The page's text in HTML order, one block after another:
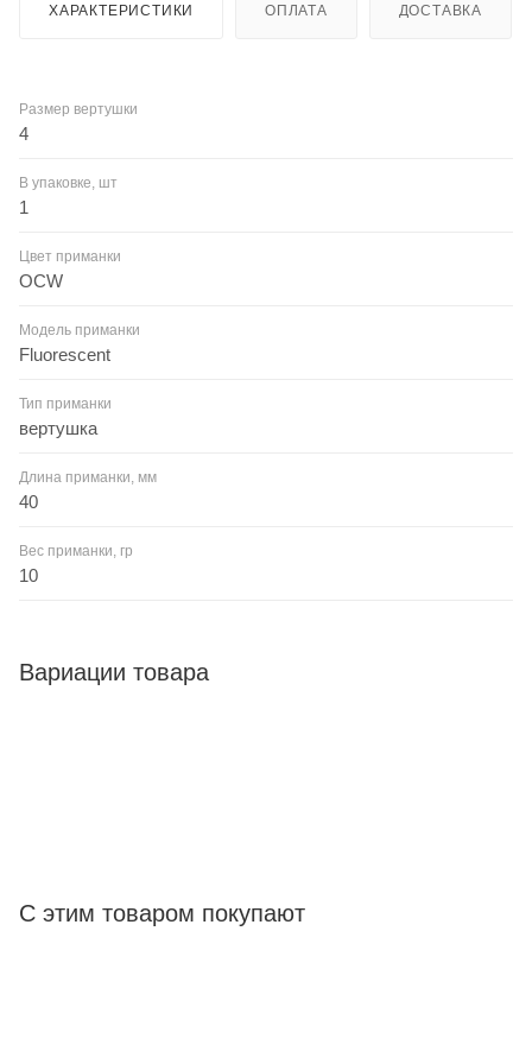
ХАРАКТЕРИСТИКИ ОПЛАТА ДОСТАВКА
Размер вертушки
4
В упаковке, шт
1
Цвет приманки
OCW
Модель приманки
Fluorescent
Тип приманки
вертушка
Длина приманки, мм
40
Вес приманки, гр
10
Вариации товара
С этим товаром покупают